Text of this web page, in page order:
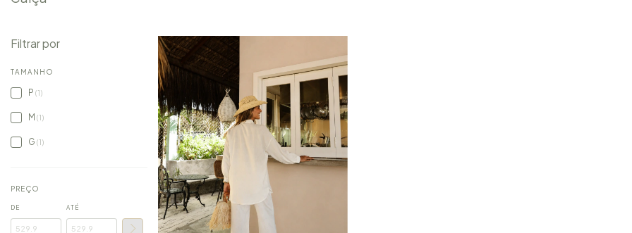
Filtrar por
TAMANHO
P (1)
M (1)
G (1)
PREÇO
DE ATÉ